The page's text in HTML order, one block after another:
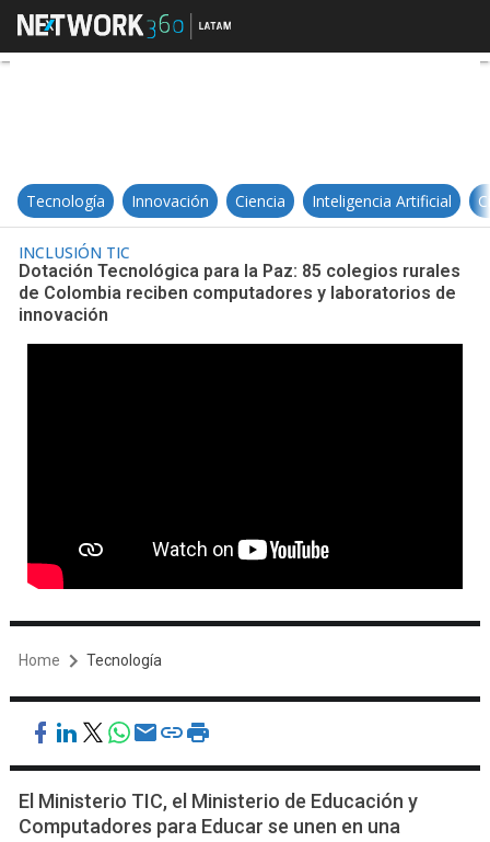
Dotación Tecnológica para la
Tecnología Innovación Ciencia Inteligencia Artificial
INCLUSIÓN TIC
Dotación Tecnológica para la Paz: 85 colegios rurales
de Colombia reciben computadores y laboratorios de
innovación
Home Tecnología
El Ministerio TIC, el Ministerio de Educación y
Computadores para Educar se unen en una